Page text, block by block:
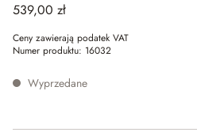
539,00 zł
Ceny zawierają podatek VAT
Numer produktu: 16032
Wyprzedane